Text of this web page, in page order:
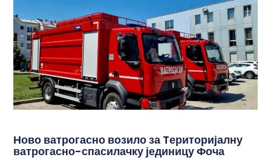
Ново ватрогасно возило за Tериторијалну
ватрогасно-спасилачку јединицу Фоча